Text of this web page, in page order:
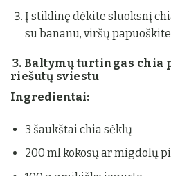
Į stiklinę dėkite sluoksnį
su bananu, viršų
3. Baltymų turtingas chia
riešutų sviestu
Ingredientai:
3 šaukštai chia sėklų
200 ml kokosų ar migdolų